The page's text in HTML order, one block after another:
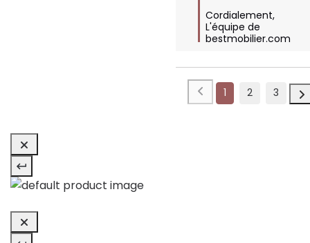
Cordialement,
L'équipe de
bestmobilier.com
1 2 3